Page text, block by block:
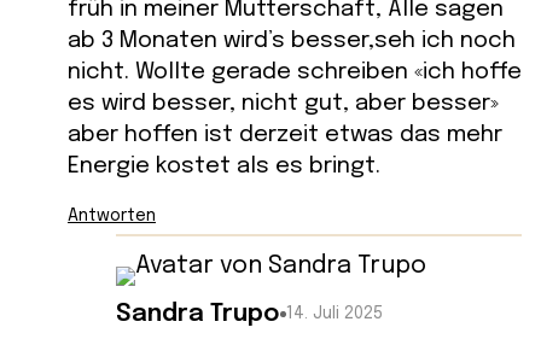
früh in meiner Mutterschaft, Alle sagen
ab 3 Monaten wird’s besser,seh ich noch
nicht. Wollte gerade schreiben «ich hoffe
es wird besser, nicht gut, aber besser»
aber hoffen ist derzeit etwas das mehr
Energie kostet als es bringt.
Antworten
Sandra Trupo 14. Juli 2025